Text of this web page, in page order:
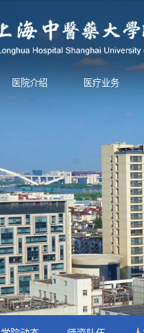
医院介绍 医疗业务